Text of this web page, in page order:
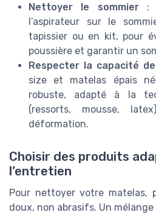
Nettoyer le sommier:
l’aspirateur sur le
tapissier ou en kit, pour
poussière et garantir un
Respecter la capacité
size et matelas épais
robuste, adapté à la
(ressorts, mousse,
déformation.
Choisir des produits
l’entretien
Pour nettoyer votre matelas,
doux, non abrasifs. Un